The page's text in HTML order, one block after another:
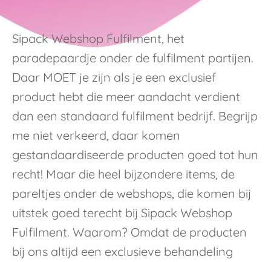
Sipack Webshop Fulfilment, het
paradepaardje onder de fulfilment partijen.
Daar MOET je zijn als je een exclusief
product hebt die meer aandacht verdient
dan een standaard fulfilment bedrijf. Begrijp
me niet verkeerd, daar komen
gestandaardiseerde producten goed tot hun
recht! Maar die heel bijzondere items, de
pareltjes onder de webshops, die komen bij
uitstek goed terecht bij Sipack Webshop
Fulfilment. Waarom? Omdat de producten
bij ons altijd een exclusieve behandeling